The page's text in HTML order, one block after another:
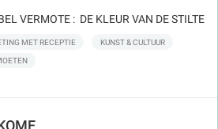
VERMOTE : DE KLEUR VAN DE STILTE
MET RECEPTIE KUNST & CULTUUR